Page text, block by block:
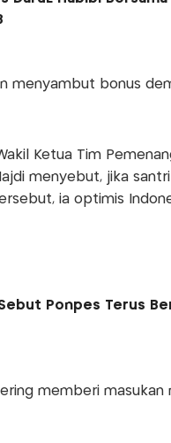
menyambut bonus
Ketua Tim
menyebut, jika
ia optimis
Ponpes Terus
memberi masukan